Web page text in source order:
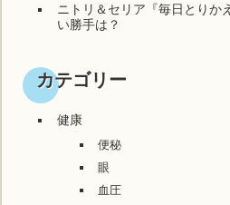
ニトリ＆セリア『毎日とりか
い勝手は？
カテゴリー
健康
便秘
眼
血圧